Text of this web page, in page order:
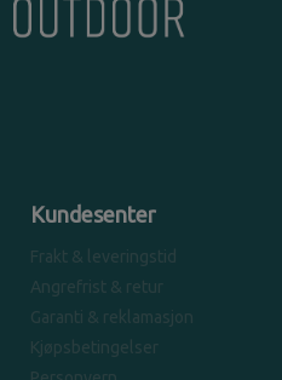
Kundesenter
Frakt & leveringstid
Angrefrist & retur
Garanti & reklamasjon
Kjøpsbetingelser